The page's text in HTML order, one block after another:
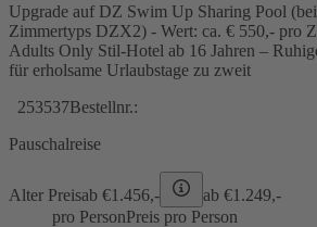
Upgrade auf DZ Swim Up Sharing Pool
Zimmertyps DZX2) - Wert: ca. € 550,- pro
Adults Only Stil-Hotel ab 16 Jahren –
für erholsame Urlaubstage zu zweit
253537Bestellnr.:
Pauschalreise
Alter Preisab €1.456,- ab €1.249,-
pro PersonPreis pro Person